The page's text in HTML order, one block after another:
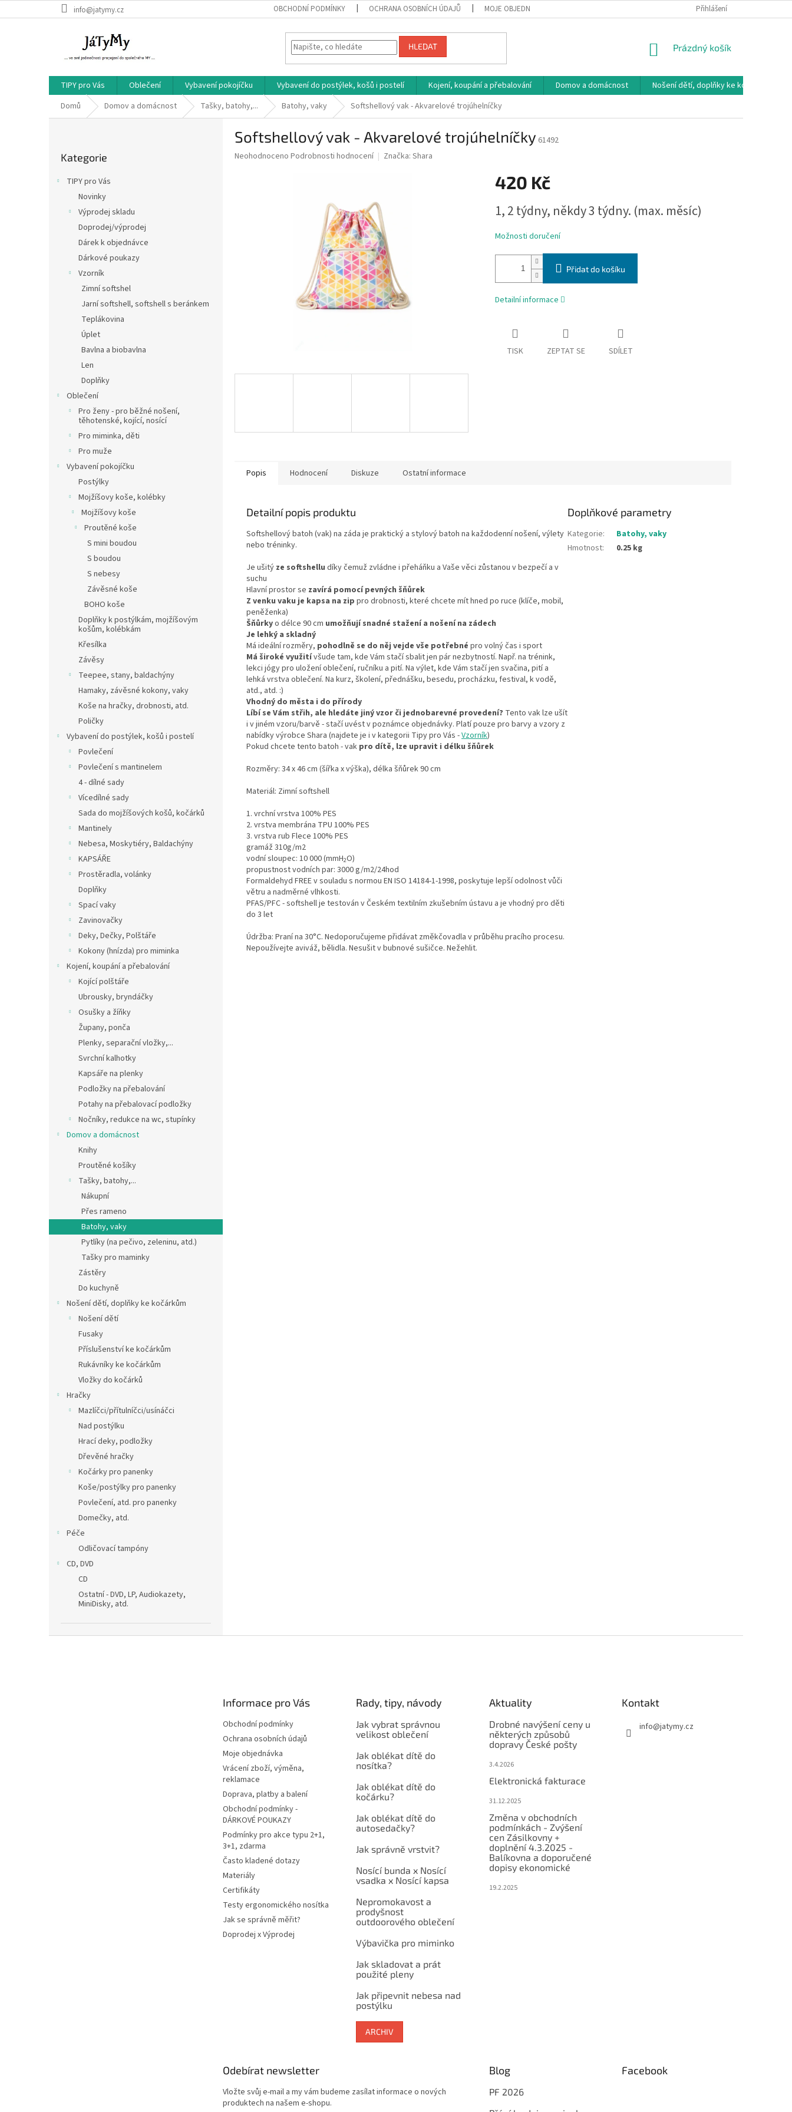
na
info@jatymy.cz OBCHODNÍ PODMÍNKY OCHRANA OSOBNÍCH ÚDAJŮ MOJE OBJEDNÁVKA DOPRAVA, PLATBY A
Přihlášení
HLEDAT
NÁKUPNÍ
Prázdný košík
TIPY pro Vás Oblečení Vybavení pokojíčku Vybavení do postýlek, košů i postelí Kojení, koupání a přebalování Domov a domácnost
Nošení dětí, doplňky ke kočárkům
Domů
Domov a domácnost Tašky, batohy,... Batohy, vaky Softshellový vak - Akvarelové trojúhelníčky
kategorie
Kategorie
TIPY pro Vás
Novinky
Výprodej skladu
Doprodej/výprodej
Dárek k objednávce
Dárkové poukazy
Vzorník
Zimní softshel
Jarní softshell, softshell s beránkem
Teplákovina
Úplet
Bavlna a biobavlna
Len
Doplňky
Oblečení
Pro ženy - pro běžné nošení,
těhotenské, kojící, nosící
Pro miminka, děti
Pro muže
Vybavení pokojíčku
Postýlky
Mojžíšovy koše, kolébky
Mojžíšovy koše
Proutěné koše
S mini boudou
S boudou
S nebesy
Závěsné koše
BOHO koše
Doplňky k postýlkám, mojžíšovým
košům, kolébkám
Křesílka
Závěsy
Teepee, stany, baldachýny
Hamaky, závěsné kokony, vaky
Koše na hračky, drobnosti, atd.
Poličky
Vybavení do postýlek, košů i postelí
Povlečení
Povlečení s mantinelem
4 - dílné sady
Vícedílné sady
Sada do mojžíšových košů, kočárků
Mantinely
Nebesa, Moskytiéry, Baldachýny
KAPSÁŘE
Prostěradla, volánky
Doplňky
Spací vaky
Zavinovačky
Deky, Dečky, Polštáře
Kokony (hnízda) pro miminka
Kojení, koupání a přebalování
Kojící polštáře
Ubrousky, bryndáčky
Osušky a žíňky
Župany, ponča
Plenky, separační vložky,...
Svrchní kalhotky
Kapsáře na plenky
Podložky na přebalování
Potahy na přebalovací podložky
Nočníky, redukce na wc, stupínky
Domov a domácnost
Knihy
Proutěné košíky
Tašky, batohy,...
Nákupní
Přes rameno
Batohy, vaky
Pytlíky (na pečivo, zeleninu, atd.)
Tašky pro maminky
Zástěry
Do kuchyně
Nošení dětí, doplňky ke kočárkům
Nošení dětí
Fusaky
Příslušenství ke kočárkům
Rukávníky ke kočárkům
Vložky do kočárků
Hračky
Mazlíčci/přítulníčci/usínáčci
Nad postýlku
Hrací deky, podložky
Dřevěné hračky
Kočárky pro panenky
Koše/postýlky pro panenky
Povlečení, atd. pro panenky
Domečky, atd.
Péče
Odličovací tampóny
CD, DVD
CD
Ostatní - DVD, LP, Audiokazety,
MiniDisky, atd.
Softshellový vak - Akvarelové trojúhelníčky 61492
Průměrné
Neohodnoceno Podrobnosti hodnocení Značka: Shara
420 Kč
cena:
1, 2 týdny, někdy 3 týdny. (max. měsíc)
Možnosti doručení
Přidat do košíku
Detailní informace
TISK ZEPTAT SE SDÍLET
Popis Hodnocení Diskuze Ostatní informace
Detailní popis produktu
Softshellový batoh (vak) na záda je praktický a stylový batoh na každodenní nošení, výlety
nebo tréninky.
Je ušitý ze softshellu díky čemuž zvládne i přeháňku a Vaše věci zůstanou v bezpečí a v
suchu
Hlavní prostor se zavírá pomocí pevných šňůrek
Z venku vaku je kapsa na zip pro drobnosti, které chcete mít hned po ruce (klíče, mobil,
peněženka)
Šňůrkyo délce 90 cm umožňují snadné stažení a nošení na zádech
Je lehký a skladný
Má ideální rozměry, pohodlně se do něj vejde vše potřebné pro volný čas i sport
Má široké využitívšude tam, kde Vám stačí sbalit jen pár nezbytností. Např. na trénink,
lekci jógy pro uložení oblečení, ručníku a pití. Na výlet, kde Vám stačí jen svačina, pití a
lehká vrstva oblečení. Na kurz, školení, přednášku, besedu, procházku, festival, k vodě,
atd., atd. :)
Vhodný do města i do přírody
Líbí se Vám střih, ale hledáte jiný vzor či jednobarevné provedení? Tento vak lze ušít
i v jiném vzoru/barvě - stačí uvést v poznámce objednávky. Platí pouze pro barvy a vzory z
nabídky výrobce Shara (najdete je i v kategorii Tipy pro Vás -Vzorník)
Pokud chcete tento batoh - vak pro dítě, lze upravit i délku šňůrek
Rozměry: 34 x 46 cm (šířka x výška), délka šňůrek 90 cm
Materiál: Zimní softshell
1. vrchní vrstva 100% PES
2. vrstva membrána TPU 100% PES
3. vrstva rub Flece 100% PES
gramáž 310g/m2
vodní sloupec: 10 000 (mmH2O)
propustnost vodních par: 3000 g/m2/24hod
Formaldehyd FREE v souladu s normou EN ISO 14184-1-1998, poskytuje lepší odolnost vůči
větru a nadměrné vlhkosti.
PFAS/PFC - softshell je testován v Českém textilním zkušebním ústavu a je vhodný pro děti
do 3 let
Údržba: Praní na 30°C. Nedoporučujeme přidávat změkčovadla v průběhu pracího procesu.
Nepoužívejte aviváž, bělidla. Nesušit v bubnové sušičce. Nežehlit.
Doplňkové parametry
Kategorie:
Batohy, vaky
Hmotnost: 0.25 kg
Informace pro Vás
Obchodní podmínky
Ochrana osobních údajů
Moje objednávka
Vrácení zboží, výměna,
reklamace
Doprava, platby a balení
Obchodní podmínky -
DÁRKOVÉ POUKAZY
Podmínky pro akce typu 2+1,
3+1, zdarma
Často kladené dotazy
Materiály
Certifikáty
Testy ergonomického nosítka
Jak se správně měřit?
Doprodej x Výprodej
Rady, tipy, návody
Jak vybrat správnou
velikost oblečení
Jak oblékat dítě do
nosítka?
Jak oblékat dítě do
kočárku?
Jak oblékat dítě do
autosedačky?
Jak správně vrstvit?
Nosící bunda x Nosící
vsadka x Nosící kapsa
Nepromokavost a
prodyšnost
outdoorového oblečení
Výbavička pro miminko
Jak skladovat a prát
použité pleny
Jak připevnit nebesa nad
postýlku
ARCHIV
Aktuality
Drobné navýšení ceny u
některých způsobů
dopravy České pošty
3.4.2026
Elektronická fakturace
31.12.2025
Změna v obchodních
podmínkách - Zvýšení
cen Zásilkovny +
doplnění 4.3.2025 -
Balíkovna a doporučené
dopisy ekonomické
19.2.2025
Kontakt
info@jatymy.cz
Odebírat newsletter
Vložte svůj e-mail a my vám budeme zasílat informace o nových
produktech na našem e-shopu.
Blog
PF 2026
Facebook